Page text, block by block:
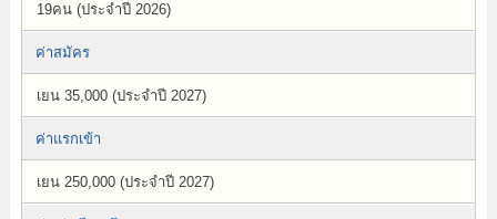
19คน (ประจำปี 2026)
ค่าสมัคร
เยน 35,000 (ประจำปี 2027)
ค่าแรกเข้า
เยน 250,000 (ประจำปี 2027)